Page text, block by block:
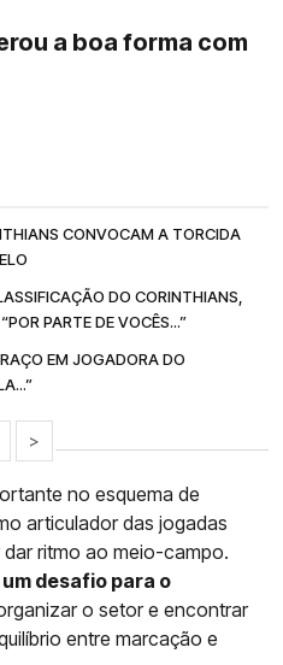
a boa forma com
CONVOCAM A TORCIDA
DO CORINTHIANS,
PARTE DE VOCÊS...”
EM JOGADORA DO
>
no esquema de
articulador das jogadas
ritmo ao meio-campo.
desafio para o
o setor e encontrar
entre marcação e